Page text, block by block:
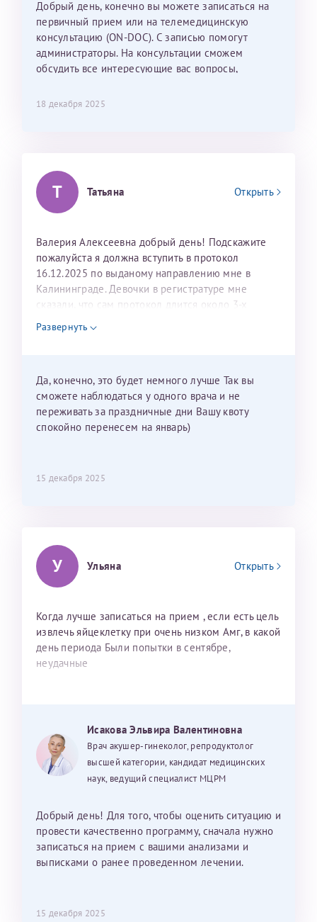
С ней общение было, как с давней знакомой, очень
лёгкое и простое. Вообще в данной клинике весь
персонал очень вежливый и чуткий, прям приятно
находиться. Мы собираемся туда ещё за вторым
ребёнком, и конечно же только к Ринату
сомнений.
26 июля 2026
Добрый день, конечно вы можете записаться на
первичный прием или на телемедицинскую
консультацию (ON-DOC). С записью помогут
администраторы. На консультации сможем
обсудить все интересующие вас вопросы,
18 декабря 2025
Т Татьяна Открыть
Валерия Алексеевна добрый день! Подскажите
пожалуйста я должна вступить в протокол
16.12.2025 по выданому направлению мне в
Калининграде. Девочки в регистратуре мне
сказали, что сам протокол длится около 3-х
недель и 3 недели я должна находится в Питере.
Можно мне новый год провести в Калининграде и
Развернуть
Да, конечно, это будет немного лучше Так вы
сможете наблюдаться у одного врача и не
переживать за праздничные дни Вашу квоту
спокойно перенесем на январь)
15 декабря 2025
У Ульяна Открыть
Когда лучше записаться на прием , если есть цель
извлечь яйцеклетку при очень низком Амг, в какой
день периода Были попытки в сентябре,
неудачные
Исакова Эльвира Валентиновна
Врач акушер-гинеколог, репродуктолог
высшей категории, кандидат медицинских
наук, ведущий специалист МЦРМ
Добрый день! Для того, чтобы оценить ситуацию и
провести качественно программу, сначала нужно
записаться на прием с вашими анализами и
выписками о ранее проведенном лечении.
15 декабря 2025